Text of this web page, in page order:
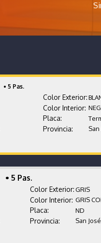
• 5 Pas.
Color Exterior:
Color Interior:
Placa:
Provincia: San
• 5 Pas.
Color Exterior:GRIS
Color Interior: GRIS
Placa: ND
Provincia: San José